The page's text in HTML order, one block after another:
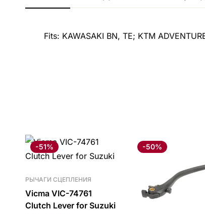
Fits: KAWASAKI BN, TE; KTM
-51%
РЫЧАГИ СЦЕПЛЕНИЯ
Vicma VIC-74761
Clutch Lever for Suzuki
-50%